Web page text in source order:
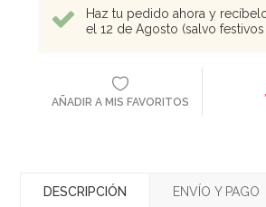
Haz tu pedido ahora y
el 12 de Agosto (salvo festivos
AÑADIR A MIS FAVORITOS
DESCRIPCIÓN ENVÍO Y PAGO